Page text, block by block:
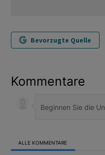
Bevorzugte Quelle
Kommentare
ALLE KOMMENTARE